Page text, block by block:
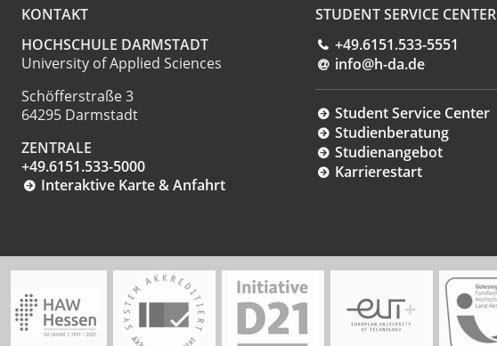
KONTAKT
HOCHSCHULE DARMSTADT
University of Applied Sciences
Schöfferstraße 3
64295 Darmstadt
ZENTRALE
+49.6151.533-5000
Interaktive Karte & Anfahrt
STUDENT SERVICE CENTER
+49.6151.533-5551
info@h-da.de
Student Service Center
Studienberatung
Studienangebot
Karrierestart